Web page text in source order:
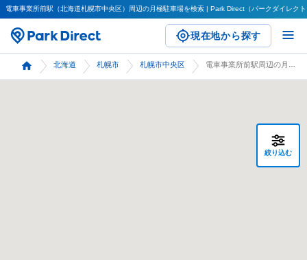
電車事業所前駅（北海道札幌市中央区）周辺の月極駐車場を検索 | Park Direct（パークダイレク
現在地から探す
北海道 札幌市 札幌市中央区
絞り込む